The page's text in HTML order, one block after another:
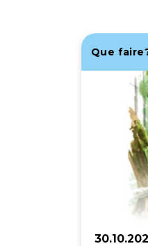
Que